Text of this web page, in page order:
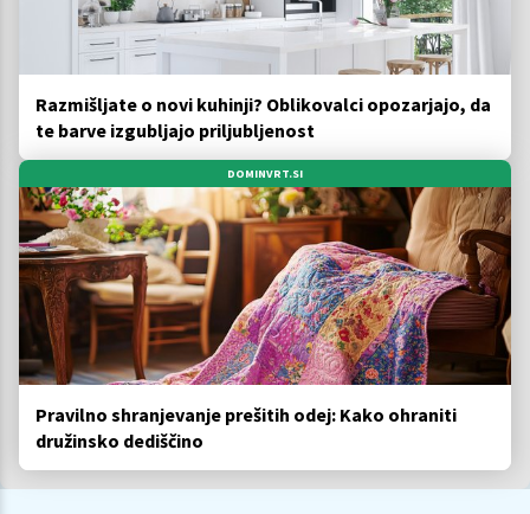
Razmišljate o novi kuhinji? Oblikovalci opozarjajo, da
te barve izgubljajo priljubljenost
DOMINVRT.SI
Pravilno shranjevanje prešitih odej: Kako ohraniti
družinsko dediščino